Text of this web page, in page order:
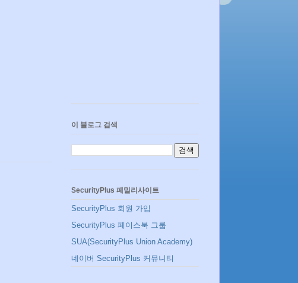
이 블로그 검색
SecurityPlus 페밀리사이트
SecurityPlus 회원 가입
SecurityPlus 페이스북 그룹
SUA(SecurityPlus Union Academy)
네이버 SecurityPlus 커뮤니티